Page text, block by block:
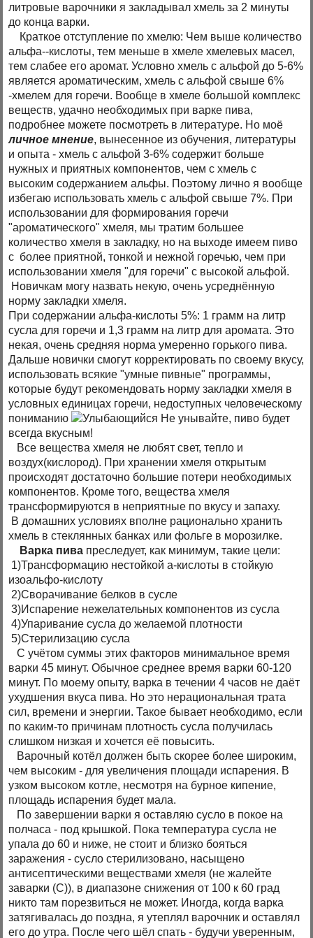
литровые варочники я закладывал хмель за 2 минуты
до конца варки.
Краткое отступление по хмелю: Чем выше количество
альфа--кислоты, тем меньше в хмеле хмелевых масел,
тем слабее его аромат. Условно хмель с альфой до 5-6%
является ароматическим, хмель с альфой свыше 6%
-хмелем для горечи. Вообще в хмеле большой комплекс
веществ, удачно необходимых при варке пива,
подробнее можете посмотреть в литературе. Но моё
личное мнение, вынесенное из обучения, литературы
и опыта - хмель с альфой 3-6% содержит больше
нужных и приятных компонентов, чем с хмель с
высоким содержанием альфы. Поэтому лично я вообще
избегаю использовать хмель с альфой свыше 7%. При
использовании для формирования горечи
"ароматического" хмеля, мы тратим большее
количество хмеля в закладку, но на выходе имеем пиво
с более приятной, тонкой и нежной горечью, чем при
использовании хмеля "для горечи" с высокой альфой.
Новичкам могу назвать некую, очень усреднённую
норму закладки хмеля.
При содержании альфа-кислоты 5%: 1 грамм на литр
сусла для горечи и 1,3 грамм на литр для аромата. Это
некая, очень средняя норма умеренно горького пива.
Дальше новички смогут корректировать по своему вкусу,
использовать всякие "умные пивные" программы,
которые будут рекомендовать норму закладки хмеля в
условных единицах горечи, недоступных человеческому
пониманию
Не унывайте, пиво будет
всегда вкусным!
Все вещества хмеля не любят свет, тепло и
воздух(кислород). При хранении хмеля открытым
происходят достаточно большие потери необходимых
компонентов. Кроме того, вещества хмеля
трансформируются в неприятные по вкусу и запаху.
В домашних условиях вполне рационально хранить
хмель в стеклянных банках или фольге в морозилке.
Варка пива преследует, как минимум, такие цели:
1)Трансформацию нестойкой а-кислоты в стойкую
изоальфо-кислоту
2)Сворачивание белков в сусле
3)Испарение нежелательных компонентов из сусла
4)Упаривание сусла до желаемой плотности
5)Стерилизацию сусла
С учётом суммы этих факторов минимальное время
варки 45 минут. Обычное среднее время варки 60-120
минут. По моему опыту, варка в течении 4 часов не даёт
ухудшения вкуса пива. Но это нерациональная трата
сил, времени и энергии. Такое бывает необходимо, если
по каким-то причинам плотность сусла получилась
слишком низкая и хочется её повысить.
Варочный котёл должен быть скорее более широким,
чем высоким - для увеличения площади испарения. В
узком высоком котле, несмотря на бурное кипение,
площадь испарения будет мала.
По завершении варки я оставляю сусло в покое на
полчаса - под крышкой. Пока температура сусла не
упала до 60 и ниже, не стоит и близко бояться
заражения - сусло стерилизовано, насыщено
антисептическими веществами хмеля (не жалейте
заварки (С)), в диапазоне снижения от 100 к 60 град
никто там порезвиться не может. Иногда, когда варка
затягивалась до поздна, я утеплял варочник и оставлял
его до утра. После чего шёл спать - будучи уверенным,